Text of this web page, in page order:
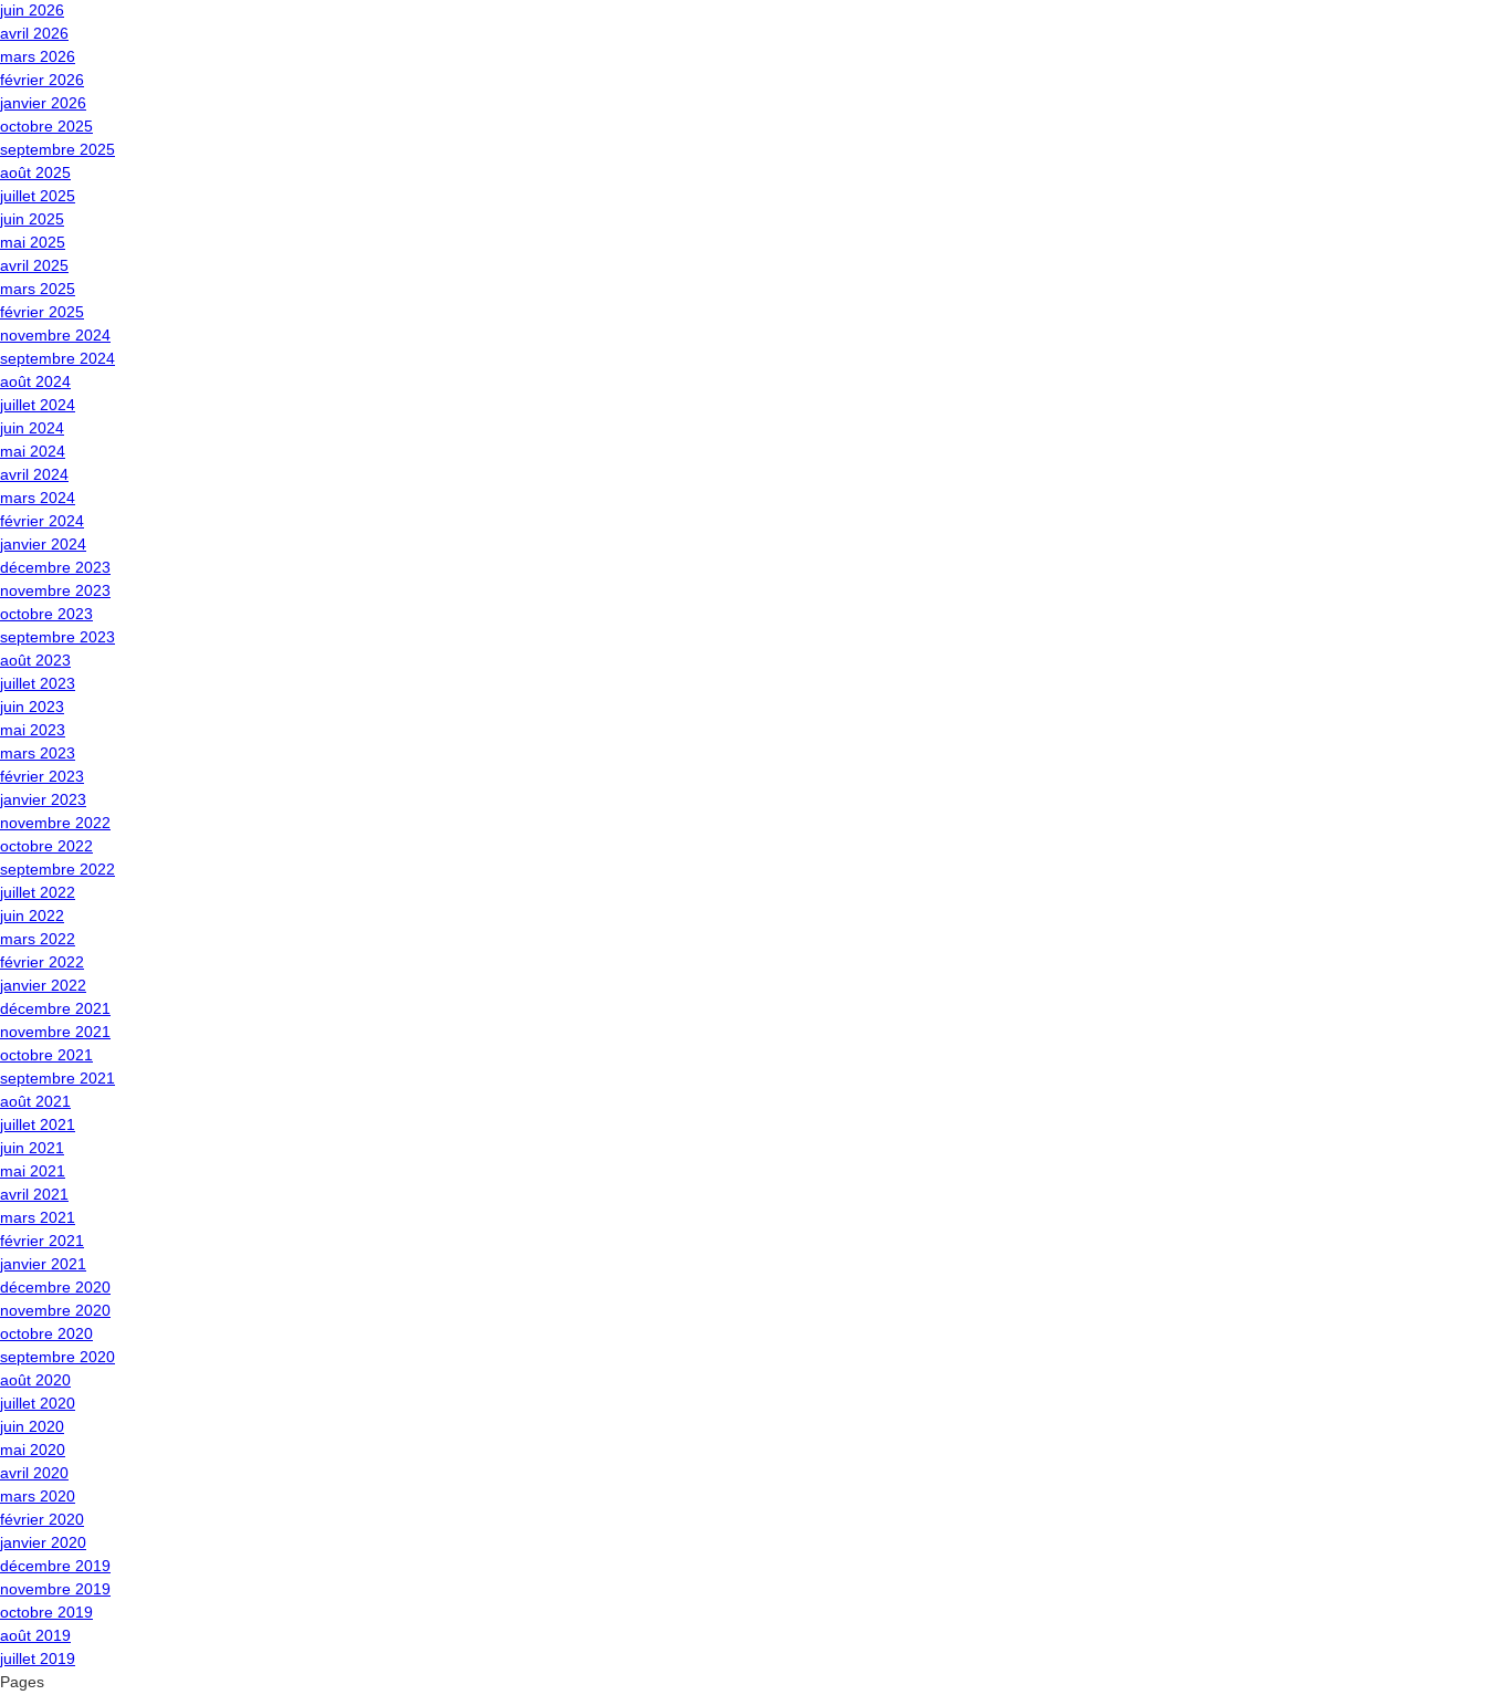
juin 2026
avril 2026
mars 2026
février 2026
janvier 2026
octobre 2025
septembre 2025
août 2025
juillet 2025
juin 2025
mai 2025
avril 2025
mars 2025
février 2025
novembre 2024
septembre 2024
août 2024
juillet 2024
juin 2024
mai 2024
avril 2024
mars 2024
février 2024
janvier 2024
décembre 2023
novembre 2023
octobre 2023
septembre 2023
août 2023
juillet 2023
juin 2023
mai 2023
mars 2023
février 2023
janvier 2023
novembre 2022
octobre 2022
septembre 2022
juillet 2022
juin 2022
mars 2022
février 2022
janvier 2022
décembre 2021
novembre 2021
octobre 2021
septembre 2021
août 2021
juillet 2021
juin 2021
mai 2021
avril 2021
mars 2021
février 2021
janvier 2021
décembre 2020
novembre 2020
octobre 2020
septembre 2020
août 2020
juillet 2020
juin 2020
mai 2020
avril 2020
mars 2020
février 2020
janvier 2020
décembre 2019
novembre 2019
octobre 2019
août 2019
juillet 2019
Pages